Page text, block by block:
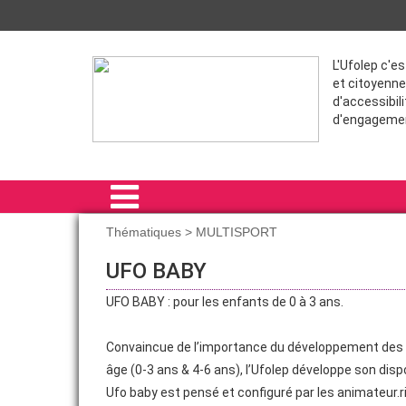
L'Ufolep
et
SPORTIVES
FORMATIONS
RÉGLEMENTATION DOSSIERS
Thématiques > MULTISPORT
UFO BABY
UFO BABY : pour les enfants de 0 à 3 ans.
Convaincue de l’importance du développement
âge (0-3 ans & 4-6 ans), l’Ufolep développe son
Ufo baby est pensé et configuré par les